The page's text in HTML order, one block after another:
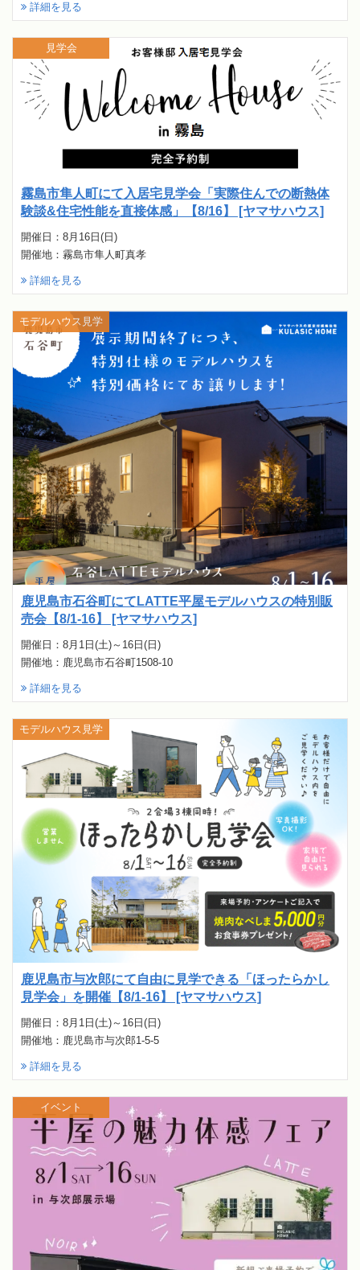
詳細を見る
霧島市隼人町にて入居宅見学会「実際住んでの断熱体
験談&住宅性能を直接体感」【8/16】 [ヤマサハウス]
開催日：8月16日(日)
開催地：霧島市隼人町真孝
詳細を見る
見学会
鹿児島市石谷町にてLATTE平屋モデルハウスの特別販
売会【8/1-16】 [ヤマサハウス]
開催日：8月1日(土)～16日(日)
開催地：鹿児島市石谷町1508-10
詳細を見る
モデルハウス見学
鹿児島市与次郎にて自由に見学できる「ほったらかし
見学会」を開催【8/1-16】 [ヤマサハウス]
開催日：8月1日(土)～16日(日)
開催地：鹿児島市与次郎1-5-5
詳細を見る
モデルハウス見学
イベント